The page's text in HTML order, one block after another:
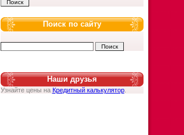
Поиск по сайту
Наши друзья
Узнайте цены на Кредитный калькулятор.